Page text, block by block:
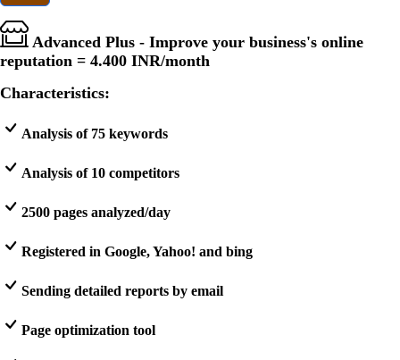
Advanced Plus - Improve your business's online
reputation = 4.400 INR/month
Characteristics:
Analysis of 75 keywords
Analysis of 10 competitors
2500 pages analyzed/day
Registered in Google, Yahoo! and bing
Sending detailed reports by email
Page optimization tool